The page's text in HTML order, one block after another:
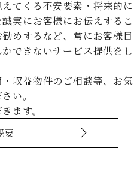
てくる不安要素・将来的に
実にお客様にお伝えするこ
めするなど、常にお客様目
できないサービス提供をし
収益物件のご相談等、お気
い。
ます。
要